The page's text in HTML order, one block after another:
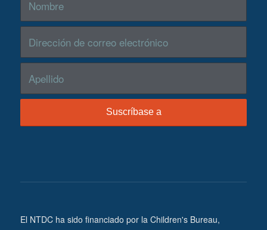
El NTDC ha sido financiado por la Children's Bureau,